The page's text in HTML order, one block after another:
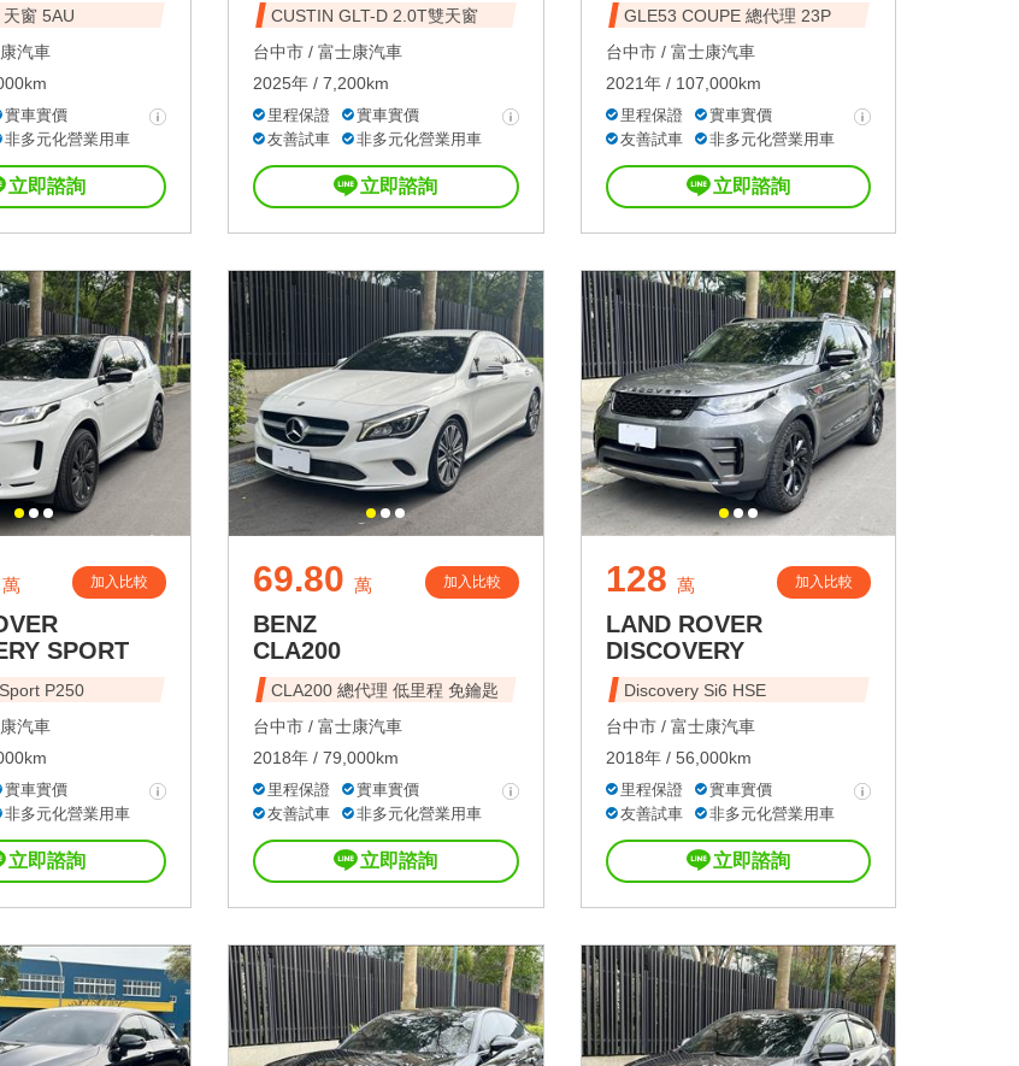
窗 5AU
汽車
實車實價
非多元化營業用車
立即諮詢
CUSTIN GLT-D 2.0T雙天窗
台中市 / 富士康汽車
2025年 / 7,200km
里程保證
實車實價
友善試車
非多元化營業用車
立即諮詢
GLE53 COUPE 總代理 23P
台中市 / 富士康汽車
2021年 / 107,000km
里程保證
實車實價
友善試車
非多元化營業用車
立即諮詢
萬 加入比較
SPORT
P250
汽車
實車實價
非多元化營業用車
立即諮詢
69.80 萬 加入比較
BENZ
CLA200
CLA200 總代理 低里程 免鑰匙
台中市 / 富士康汽車
2018年 / 79,000km
里程保證
實車實價
友善試車
非多元化營業用車
立即諮詢
128 萬 加入比較
LAND ROVER
DISCOVERY
Discovery Si6 HSE
台中市 / 富士康汽車
2018年 / 56,000km
里程保證
實車實價
友善試車
非多元化營業用車
立即諮詢